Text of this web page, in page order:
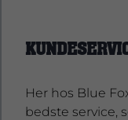
Her hos Blue
bedste service,